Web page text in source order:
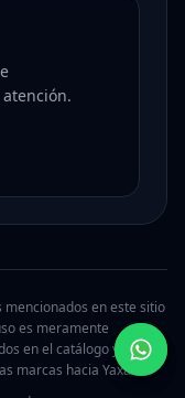
en este sitio
es meramente
en el catálogo y no
marcas hacia Yaxa.